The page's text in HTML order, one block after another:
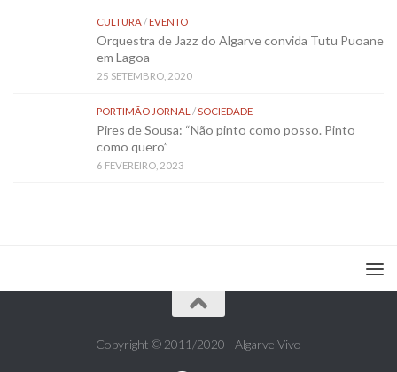
CULTURA/EVENTO
Orquestra de Jazz do Algarve convida Tutu Puoane
em Lagoa
25 SETEMBRO, 2020
PORTIMÃO JORNAL /SOCIEDADE
Pires de Sousa: “Não pinto como posso. Pinto
como quero”
6 FEVEREIRO, 2023
Copyright © 2011/2020 - Algarve Vivo